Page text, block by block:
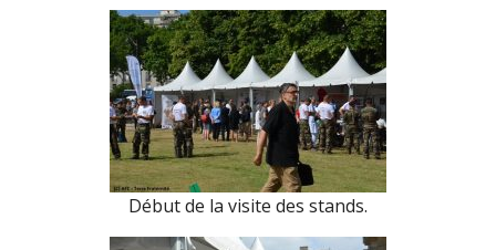
Début de la visite des stands.